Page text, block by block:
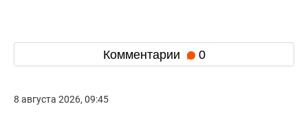
Комментарии 0
8 августа 2026, 09:45